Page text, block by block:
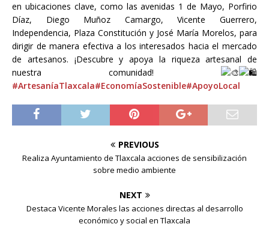
en ubicaciones clave, como las avenidas 1 de Mayo, Porfirio
Díaz, Diego Muñoz Camargo, Vicente Guerrero,
Independencia, Plaza Constitución y José María Morelos, para
dirigir de manera efectiva a los interesados hacia el mercado
de artesanos. ¡Descubre y apoya la riqueza artesanal de
nuestra comunidad!
#ArtesaníaTlaxcala#EconomíaSostenible#ApoyoLocal
PREVIOUS
Realiza Ayuntamiento de Tlaxcala acciones de sensibilización
sobre medio ambiente
NEXT
Destaca Vicente Morales las acciones directas al desarrollo
económico y social en Tlaxcala